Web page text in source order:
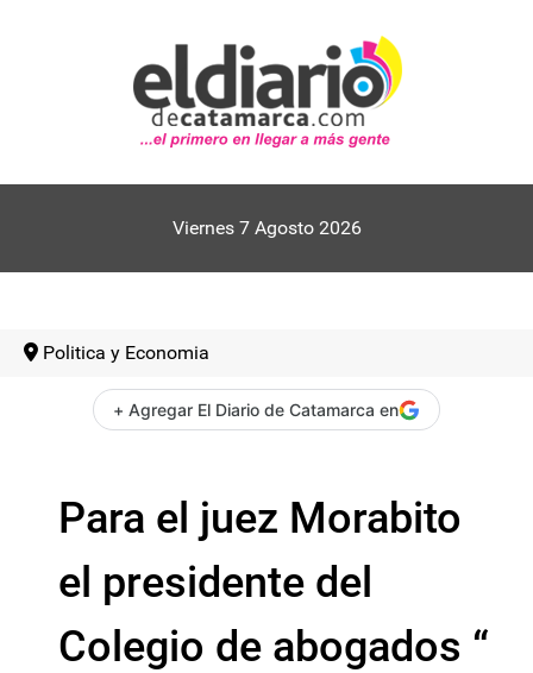
Viernes 7 Agosto 2026
Politica y Economia
+ Agregar El Diario de Catamarca en
Para el juez Morabito
el presidente del
Colegio de abogados “